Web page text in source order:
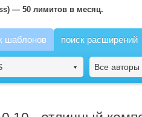
— 50 лимитов в месяц.
шаблонов поиск расширений
Все авторы